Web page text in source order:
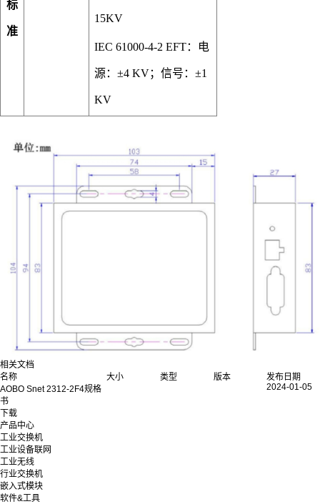
标
准
15KV
IEC 61000-4-2 EFT：电
源：±4 KV；信号：±1
KV
相关文档
名称
大小 类型 版本
发布日期
AOBO Snet 2312-2F4规格
书
下载
2024-01-05
产品中心
工业交换机
工业设备联网
工业无线
行业交换机
嵌入式模块
软件&工具